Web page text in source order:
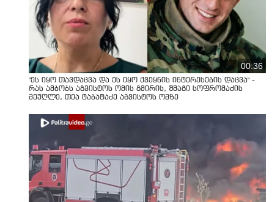
00:36
"ეს იყო თავდაცვა და ეს იყო ქვეყნის ინტერესების დაცვა" -
რას ამბობს აგვისტოს ომის გმირის, შმაგი სოფრომაძის
მეუღლე, თეა ტაბატაძე აგვისტოს ომზე